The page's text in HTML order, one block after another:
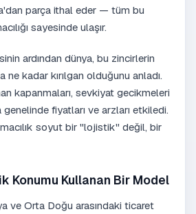
parça ithal eder — tüm bu
sayesinde ulaşır.
ardından dünya, bu zincirlerin
ne kadar kırılgan olduğunu anladı.
kapanmaları, sevkiyat gecikmeleri
fiyatları ve arzları etkiledi.
soyut bir "lojistik" değil, bir
Konumu Kullanan Bir Model
ve Orta Doğu arasındaki ticaret